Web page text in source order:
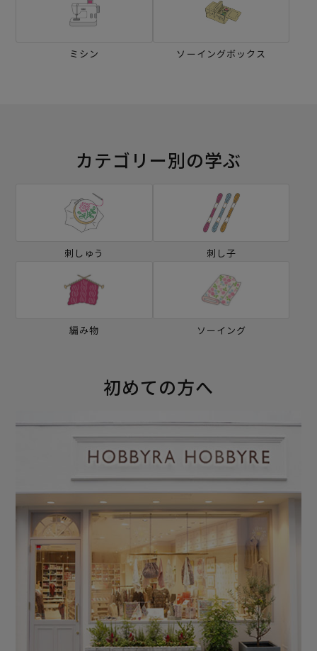
ミシン ソーイングボックス
カテゴリー別の学ぶ
刺しゅう 刺し子
編み物 ソーイング
初めての方へ